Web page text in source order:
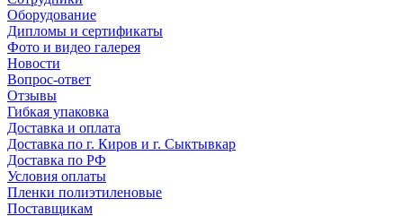
Оборудование
Дипломы и сертификаты
Фото и видео галерея
Новости
Вопрос-ответ
Отзывы
Гибкая упаковка
Доставка и оплата
Доставка по г. Киров и г. Сыктывкар
Доставка по РФ
Условия оплаты
Пленки полиэтиленовые
Поставщикам